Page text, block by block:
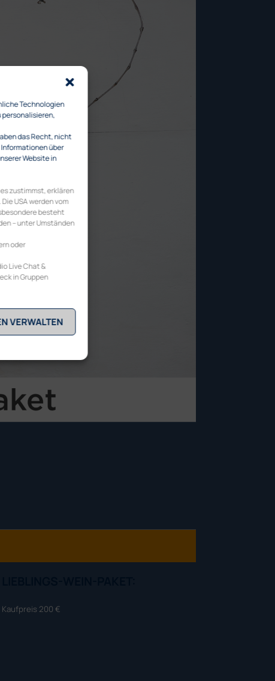
Technologien
personalisieren,
das Recht, nicht
über
Website in
zustimmst, erklären
USA werden vom
besteht
– unter Umständen
oder
Live Chat &
in Gruppen
VERWALTEN
Kaufpreis 200 €